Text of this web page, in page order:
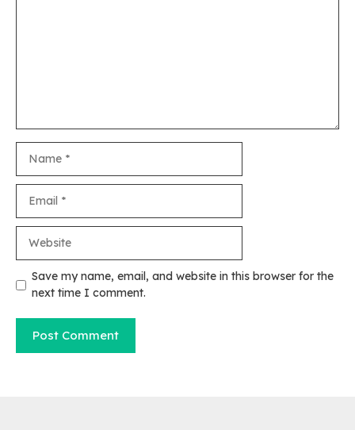
Save my name, email, and website in this browser for the
next time I comment.